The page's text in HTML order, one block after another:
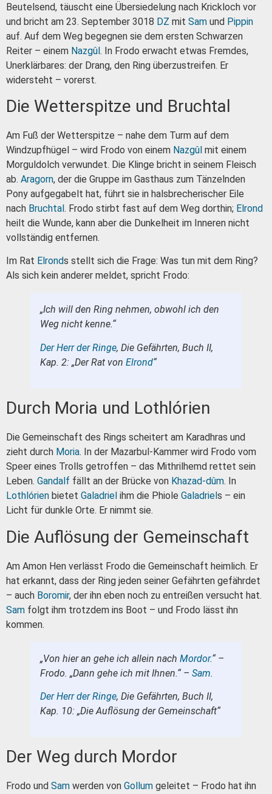
Beutelsend, täuscht eine Übersiedelung nach Krickloch vor
und bricht am 23. September 3018 DZ mit Sam und Pippin
auf. Auf dem Weg begegnen sie dem ersten Schwarzen
Reiter – einem Nazgûl. In Frodo erwacht etwas Fremdes,
Unerklärbares: der Drang, den Ring überzustreifen. Er
widersteht – vorerst.
Die Wetterspitze und Bruchtal
Am Fuß der Wetterspitze – nahe dem Turm auf dem
Windzupfhügel – wird Frodo von einem Nazgûl mit einem
Morguldolch verwundet. Die Klinge bricht in seinem Fleisch
ab. Aragorn, der die Gruppe im Gasthaus zum Tänzelnden
Pony aufgegabelt hat, führt sie in halsbrecherischer Eile
nach Bruchtal. Frodo stirbt fast auf dem Weg dorthin; Elrond
heilt die Wunde, kann aber die Dunkelheit im Inneren nicht
vollständig entfernen.
Im Rat Elronds stellt sich die Frage: Was tun mit dem Ring?
Als sich kein anderer meldet, spricht Frodo:
„Ich will den Ring nehmen, obwohl ich den
Weg nicht kenne.“
Der Herr der Ringe, Die Gefährten, Buch II,
Kap. 2: „Der Rat von Elrond“
Durch Moria und Lothlórien
Die Gemeinschaft des Rings scheitert am Karadhras und
zieht durch Moria. In der Mazarbul-Kammer wird Frodo vom
Speer eines Trolls getroffen – das Mithrilhemd rettet sein
Leben. Gandalf fällt an der Brücke von Khazad-dûm. In
Lothlórien bietet Galadriel ihm die Phiole Galadriel s – ein
Licht für dunkle Orte. Er nimmt sie.
Die Auflösung der Gemeinschaft
Am Amon Hen verlässt Frodo die Gemeinschaft heimlich. Er
hat erkannt, dass der Ring jeden seiner Gefährten gefährdet
– auch Boromir, der ihn eben noch zu entreißen versucht hat.
Sam folgt ihm trotzdem ins Boot – und Frodo lässt ihn
kommen.
„Von hier an gehe ich allein nach Mordor.“ –
Frodo. „Dann gehe ich mit Ihnen.“ – Sam.
Der Herr der Ringe, Die Gefährten, Buch II,
Kap. 10: „Die Auflösung der Gemeinschaft“
Der Weg durch Mordor
Frodo und Sam werden von Gollum geleitet – Frodo hat ihn